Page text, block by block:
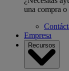
una compra
Empresa
Recursos